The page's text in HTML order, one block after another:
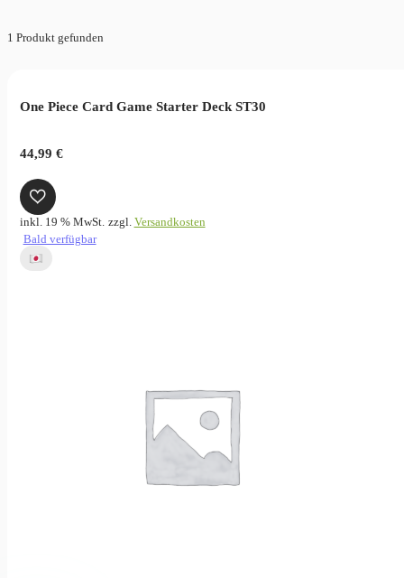
1 Produkt gefunden
One Piece Card Game Starter Deck ST30
44,99 €
inkl. 19 % MwSt. zzgl. Versandkosten
Bald verfügbar